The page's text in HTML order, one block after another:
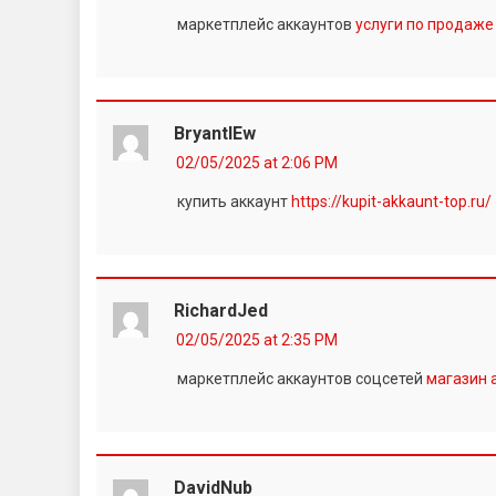
маркетплейс аккаунтов услуги по продаже
BryantlEw
02/05/2025 at 2:06 PM
купить аккаунт https://kupit-akkaunt-top.ru/
RichardJed
02/05/2025 at 2:35 PM
маркетплейс аккаунтов соцсетей магазин
DavidNub